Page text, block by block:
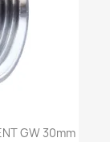
GW 30mm